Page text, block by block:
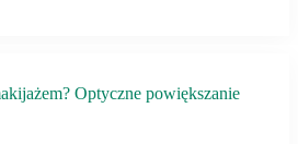
Optyczne powiększanie